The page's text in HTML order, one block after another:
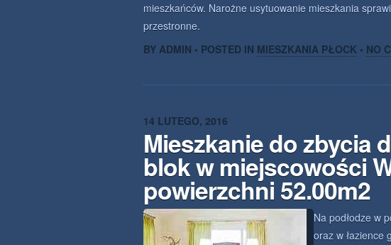
mieszkańców. Narożne usytuowanie mieszkania
przestronne.
BY ADMIN • POSTED IN MIESZKANIA PŁOCK • NO
14 LUTEGO, 2016
Mieszkanie do zbycia
blok w miejscowości
powierzchni 52.00m2
Na podłodze w
oraz w łazience